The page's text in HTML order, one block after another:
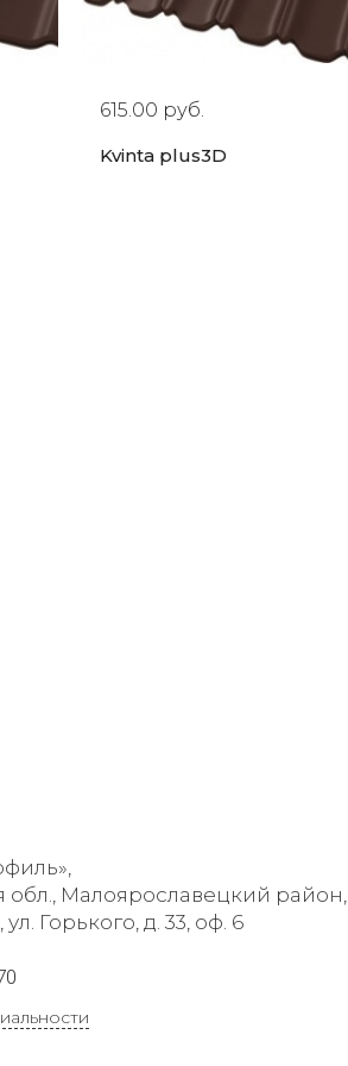
615.00 руб.
Kvinta plus3D
обл., Малоярославецкий район,
Горького, д. 33, оф. 6